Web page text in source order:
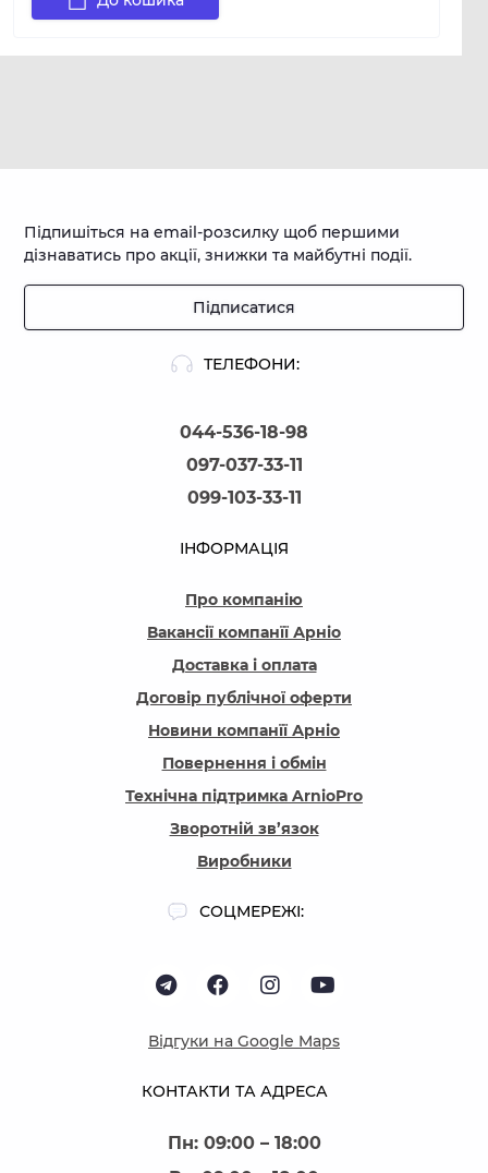
ТЕЛЕФОНИ:
044-536-18-98
097-037-33-11
099-103-33-11
Підпишіться на email-розсилку щоб першими
дізнаватись про акції, знижки та майбутні події.
Підписатися
КОНТАКТИ ТА АДРЕСА
Пн: 09:00 – 18:00
ІНФОРМАЦІЯ
Про компанію
Вакансії компанїї Арніо
Доставка і оплата
Договір публічної оферти
Новини компанїї Арніо
Повернення і обмін
Технічна підтримка ArnioPro
Зворотній зв’язок
Виробники
СОЦМЕРЕЖІ:
Відгуки на Google Maps